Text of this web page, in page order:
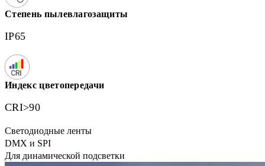
Степень пылевлагозащиты
IP65
Индекс цветопередачи
CRI>90
Светодиодные ленты
DMX и SPI
Для динамической подсветки